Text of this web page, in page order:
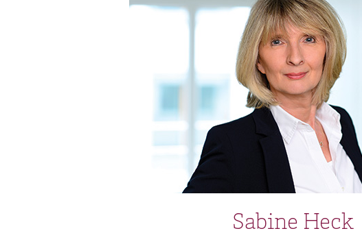
Sabine Heck